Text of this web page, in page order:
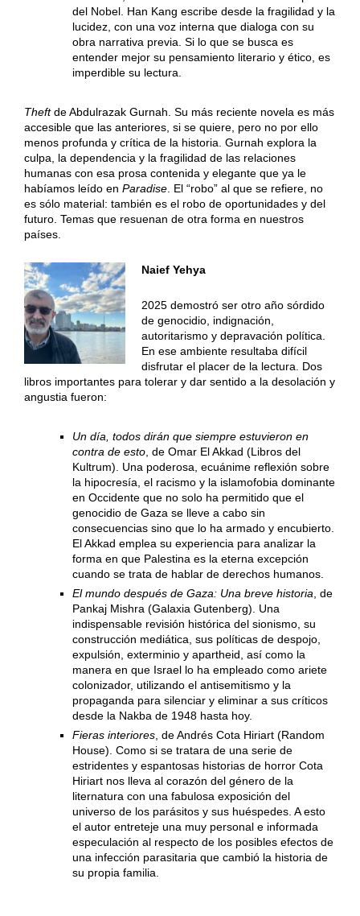
del Nobel. Han Kang escribe desde la fragilidad y la
lucidez, con una voz interna que dialoga con su
obra narrativa previa. Si lo que se busca es
entender mejor su pensamiento literario y ético, es
imperdible su lectura.
Theftde Abdulrazak Gurnah. Su más reciente novela es más
accesible que las anteriores, si se quiere, pero no por ello
menos profunda y crítica de la historia. Gurnah explora la
culpa, la dependencia y la fragilidad de las relaciones
humanas con esa prosa contenida y elegante que ya le
habíamos leído en Paradise. El “robo” al que se refiere, no
es sólo material: también es el robo de oportunidades y del
futuro. Temas que resuenan de otra forma en nuestros
países.
Naief Yehya
2025 demostró ser otro año sórdido
de genocidio, indignación,
autoritarismo y depravación política.
En ese ambiente resultaba difícil
disfrutar el placer de la lectura. Dos
libros importantes para tolerar y dar sentido a la desolación y
angustia fueron:
Un día, todos dirán que siempre estuvieron en
contra de esto, de Omar El Akkad (Libros del
Kultrum). Una poderosa, ecuánime reflexión sobre
la hipocresía, el racismo y la islamofobia dominante
en Occidente que no solo ha permitido que el
genocidio de Gaza se lleve a cabo sin
consecuencias sino que lo ha armado y encubierto.
El Akkad emplea su experiencia para analizar la
forma en que Palestina es la eterna excepción
cuando se trata de hablar de derechos humanos.
El mundo después de Gaza: Una breve historia , de
Pankaj Mishra (Galaxia Gutenberg). Una
indispensable revisión histórica del sionismo, su
construcción mediática, sus políticas de despojo,
expulsión, exterminio y apartheid, así como la
manera en que Israel lo ha empleado como ariete
colonizador, utilizando el antisemitismo y la
propaganda para silenciar y eliminar a sus críticos
desde la Nakba de 1948 hasta hoy.
Fieras interiores, de Andrés Cota Hiriart (Random
House). Como si se tratara de una serie de
estridentes y espantosas historias de horror Cota
Hiriart nos lleva al corazón del género de la
liternatura con una fabulosa exposición del
universo de los parásitos y sus huéspedes. A esto
el autor entreteje una muy personal e informada
especulación al respecto de los posibles efectos de
una infección parasitaria que cambió la historia de
su propia familia.